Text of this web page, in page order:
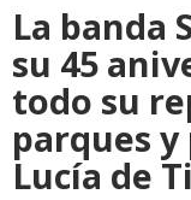
La banda
su 45
todo su
parques y
Lucía de